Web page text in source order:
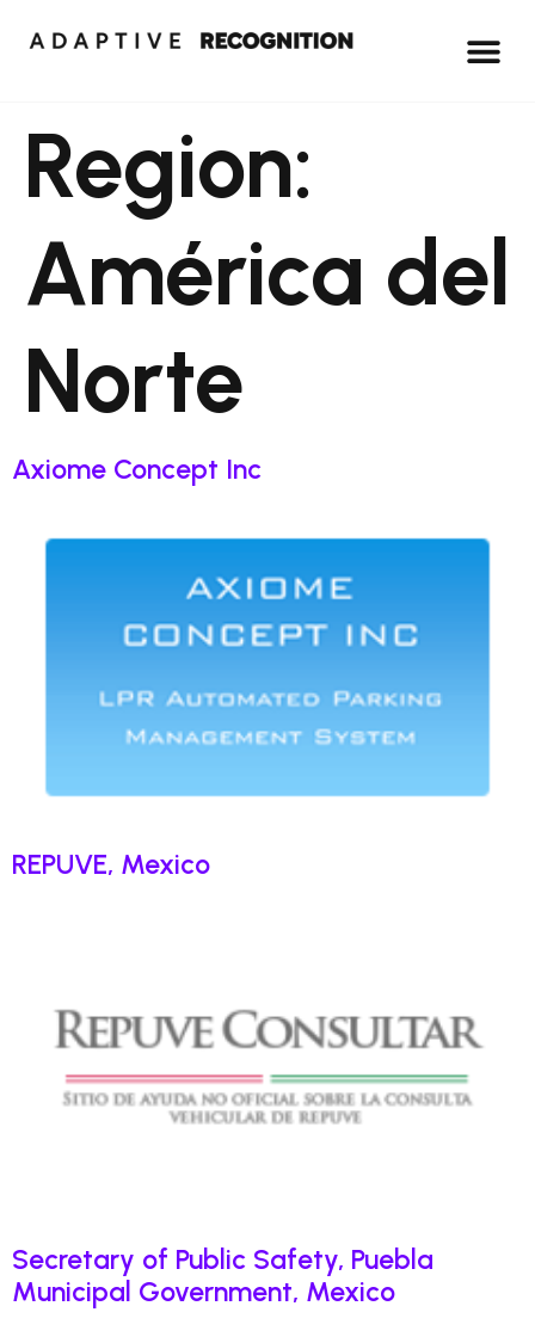
Region:
América del
Norte
Axiome Concept Inc
REPUVE, Mexico
Secretary of Public Safety, Puebla
Municipal Government, Mexico